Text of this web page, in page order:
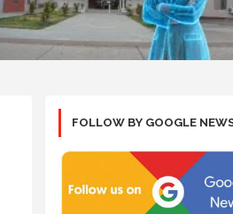
FOLLOW BY GOOGLE